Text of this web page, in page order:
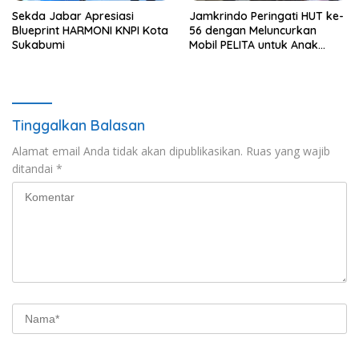
Sekda Jabar Apresiasi
Blueprint HARMONI KNPI Kota
Sukabumi
Jamkrindo Peringati HUT ke-
56 dengan Meluncurkan
Mobil PELITA untuk Anak
Tinggalkan Balasan
Alamat email Anda tidak akan dipublikasikan. Ruas yang wajib
ditandai *